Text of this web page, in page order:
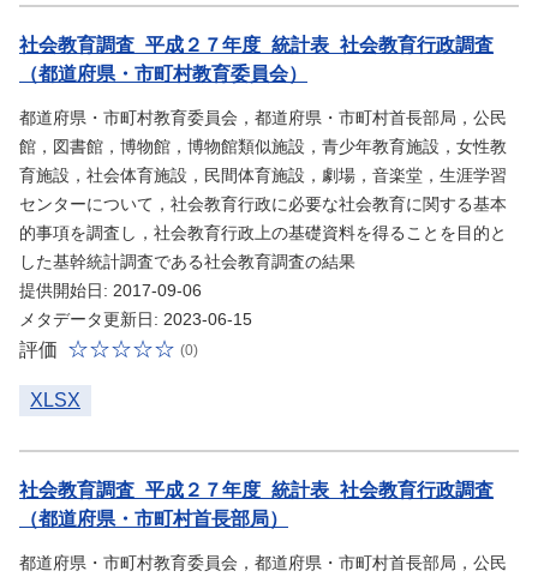
社会教育調査_平成２７年度_統計表_社会教育行政調査
（都道府県・市町村教育委員会）
都道府県・市町村教育委員会，都道府県・市町村首長部局，公民
館，図書館，博物館，博物館類似施設，青少年教育施設，女性教
育施設，社会体育施設，民間体育施設，劇場，音楽堂，生涯学習
センターについて，社会教育行政に必要な社会教育に関する基本
的事項を調査し，社会教育行政上の基礎資料を得ることを目的と
した基幹統計調査である社会教育調査の結果
提供開始日: 2017-09-06
メタデータ更新日: 2023-06-15
評価 (0)
XLSX
社会教育調査_平成２７年度_統計表_社会教育行政調査
（都道府県・市町村首長部局）
都道府県・市町村教育委員会，都道府県・市町村首長部局，公民